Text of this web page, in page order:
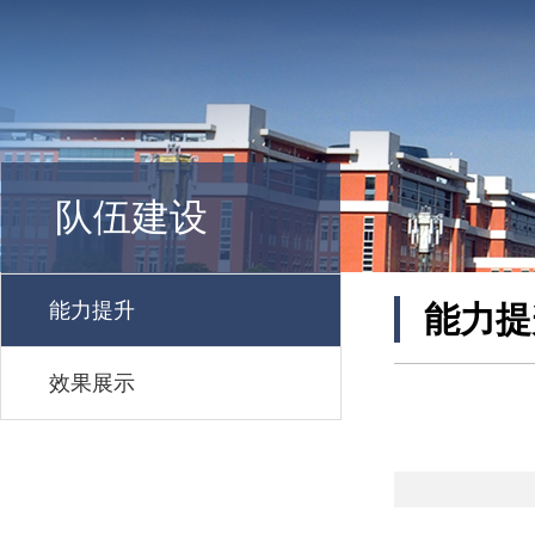
队伍建设
能力提升
效果展示
能力